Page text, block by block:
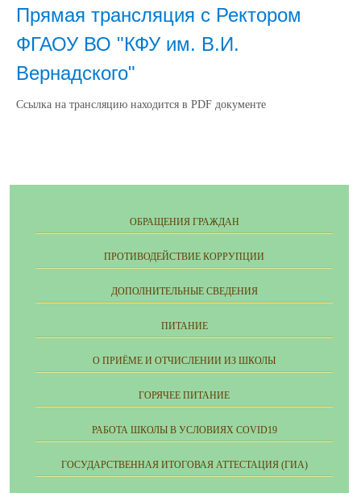
Прямая трансляция с Ректором
ФГАОУ ВО "КФУ им. В.И.
Вернадского"
Ссылка на трансляцию находится в PDF документе
ОБРАЩЕНИЯ ГРАЖДАН
ПРОТИВОДЕЙСТВИЕ КОРРУПЦИИ
ДОПОЛНИТЕЛЬНЫЕ СВЕДЕНИЯ
ПИТАНИЕ
О ПРИЁМЕ И ОТЧИСЛЕНИИ ИЗ ШКОЛЫ
ГОРЯЧЕЕ ПИТАНИЕ
РАБОТА ШКОЛЫ В УСЛОВИЯХ COVID19
ГОСУДАРСТВЕННАЯ ИТОГОВАЯ АТТЕСТАЦИЯ (ГИА)